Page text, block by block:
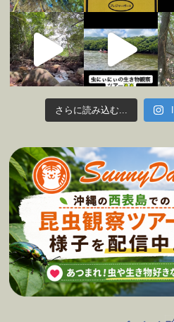
さらに読み込む...